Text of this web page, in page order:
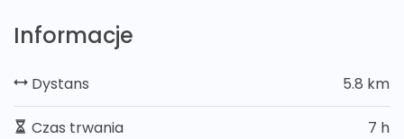
Informacje
Dystans 5.8 km
Czas trwania 7 h